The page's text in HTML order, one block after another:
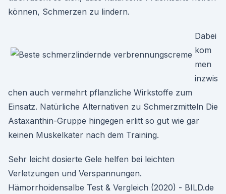
können, Schmerzen zu lindern.
Dabei
kom
men
inzwis
chen auch vermehrt pflanzliche Wirkstoffe zum
Einsatz. Natürliche Alternativen zu Schmerzmitteln Die
Astaxanthin-Gruppe hingegen erlitt so gut wie gar
keinen Muskelkater nach dem Training.
Sehr leicht dosierte Gele helfen bei leichten
Verletzungen und Verspannungen.
Hämorrhoidensalbe Test & Vergleich (2020) - BILD.de